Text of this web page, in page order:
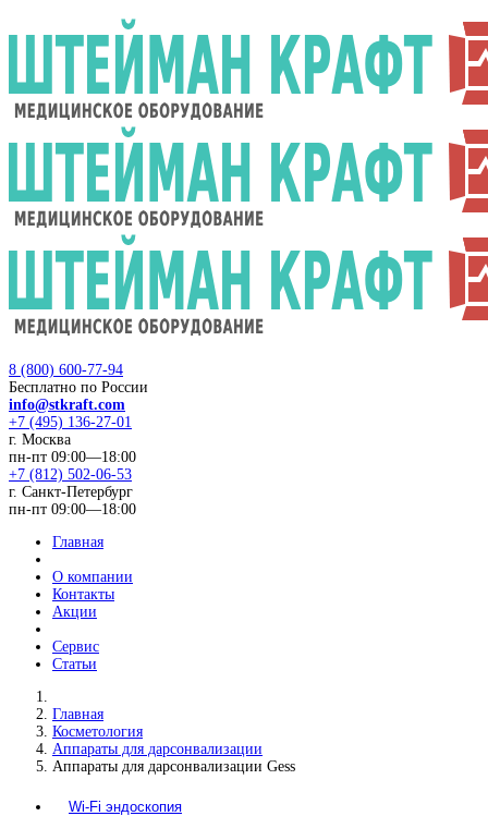
8 (800) 600-77-94
Бесплатно по России
info@stkraft.com
+7 (495) 136-27-01
г. Москва
пн-пт 09:00—18:00
+7 (812) 502-06-53
г. Санкт-Петербург
пн-пт 09:00—18:00
Главная
О компании
Контакты
Акции
Сервис
Статьи
Главная
Косметология
Аппараты для дарсонвализации
Аппараты для дарсонвализации Gess
Wi-Fi эндоскопия